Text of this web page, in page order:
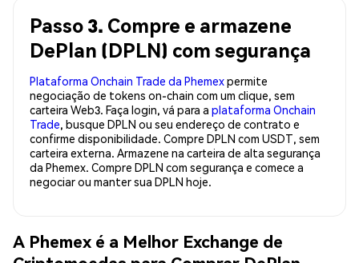
Passo 3. Compre e armazene
DePlan (DPLN) com segurança
Plataforma Onchain Trade da Phemexpermite
negociação de tokens on-chain com um clique, sem
carteira Web3. Faça login, vá para a plataforma Onchain
Trade, busque DPLN ou seu endereço de contrato e
confirme disponibilidade. Compre DPLN com USDT, sem
carteira externa. Armazene na carteira de alta segurança
da Phemex. Compre DPLN com segurança e comece a
negociar ou manter sua DPLN hoje.
A Phemex é a Melhor Exchange de